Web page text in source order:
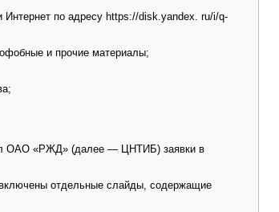
по адресу https://disk.yandex. ru/i/q-
и прочие материалы;
ОАО «РЖД» (далее — ЦНТИБ) заявки в
отдельные слайды, содержащие